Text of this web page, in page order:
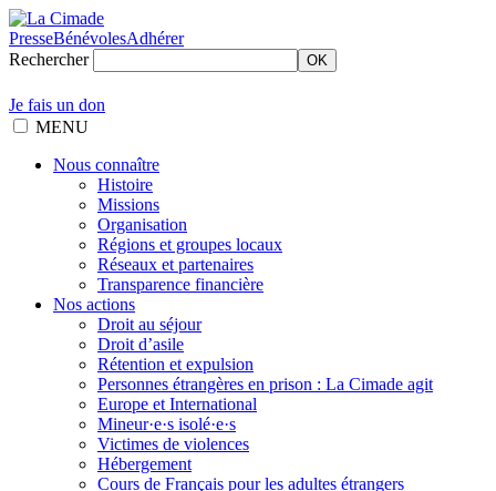
PresseBénévolesAdhérer
Rechercher
OK
Je fais un don
MENU
Nous connaître
Histoire
Missions
Organisation
Régions et groupes locaux
Réseaux et partenaires
Transparence financière
Nos actions
Droit au séjour
Droit d’asile
Rétention et expulsion
Personnes étrangères en prison : La Cimade agit
Europe et International
Mineur·e·s isolé·e·s
Victimes de violences
Hébergement
Cours de Français pour les adultes étrangers